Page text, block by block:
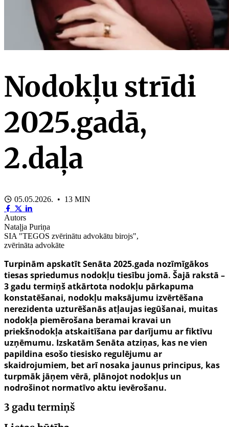
Nodokļu strīdi
2025.gadā,
2.daļa
05.05.2026. • 13 MIN
Autors
Nataļja Puriņa
SIA "TEGOS zvērinātu advokātu birojs",
zvērināta advokāte
Turpinām apskatīt Senāta 2025.gada nozīmīgākos
tiesas spriedumus nodokļu tiesību jomā. Šajā rakstā –
3 gadu termiņš atkārtota nodokļu pārkapuma
konstatēšanai, nodokļu maksājumu izvērtēšana
nerezidenta uzturēšanās atļaujas iegūšanai, muitas
nodokļa piemērošana beramai kravai un
priekšnodokļa atskaitīšana par darījumu ar fiktīvu
uzņēmumu. Izskatām Senāta atziņas, kas ne vien
papildina esošo tiesisko regulējumu ar
skaidrojumiem, bet arī nosaka jaunus principus, kas
turpmāk jāņem vērā, plānojot nodokļus un
nodrošinot normatīvo aktu ievērošanu.
3 gadu termiņš